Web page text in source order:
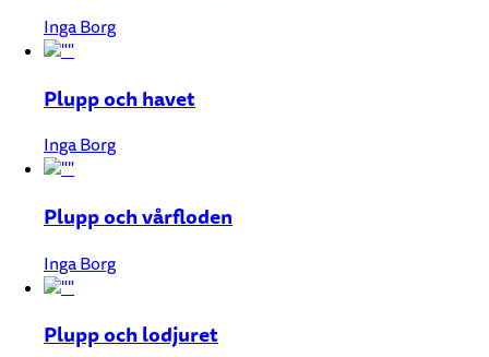
Inga Borg
Plupp och havet
Inga Borg
Plupp och vårfloden
Inga Borg
Plupp och lodjuret